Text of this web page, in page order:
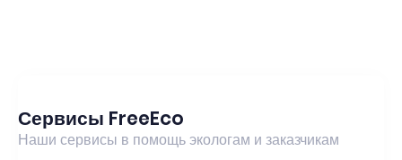
Сервисы FreeEco
Наши сервисы в помощь экологам и заказчикам